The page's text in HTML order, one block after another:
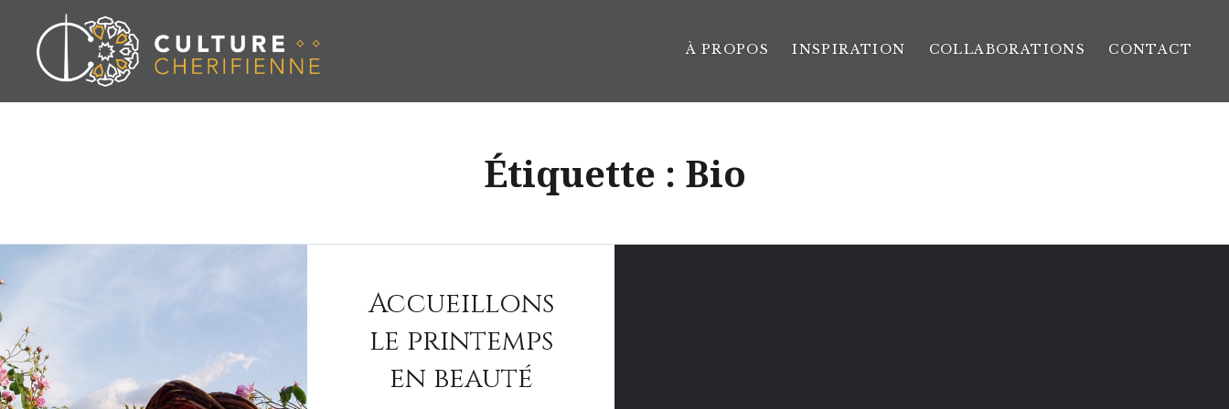
contenu
À PROPOS INSPIRATION COLLABORATIONS CONTACT
Étiquette : Bio
Accueillons
le printemps
en beauté